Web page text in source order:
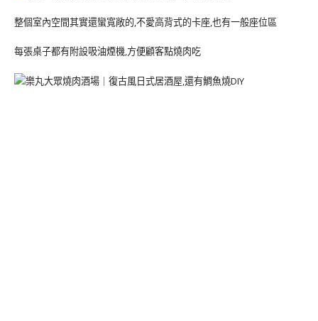
整個室內空間其實還蠻寬敞的,不愛高背式的卡座,也有一般座位區
每張桌子都有附設吸油煙機,方便顧客點燒肉吃